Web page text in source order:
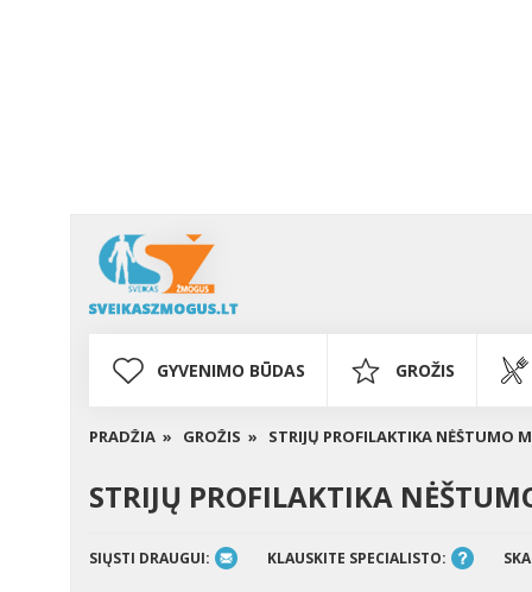
GYVENIMO BŪDAS GROŽIS
PRADŽIA » GROŽIS » STRIJŲ PROFILAKTIKA NĖŠTUMO
STRIJŲ PROFILAKTIKA
SIŲSTI DRAUGUI: KLAUSKITE SPECIALISTO: